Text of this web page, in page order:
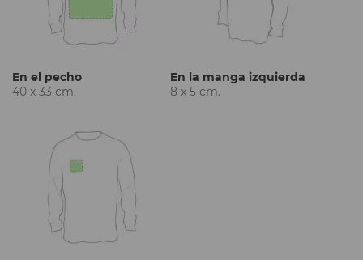
En el pecho
40 x 33 cm.
En la manga izquierda
8 x 5 cm.